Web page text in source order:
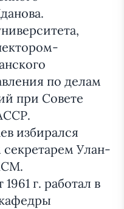
по делам
при Совете
избирался
Улан-
г. работал в